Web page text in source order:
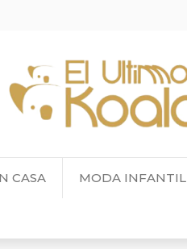
CASA MODA INFANTIL